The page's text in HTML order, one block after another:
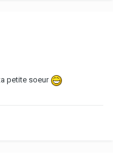
petite soeur